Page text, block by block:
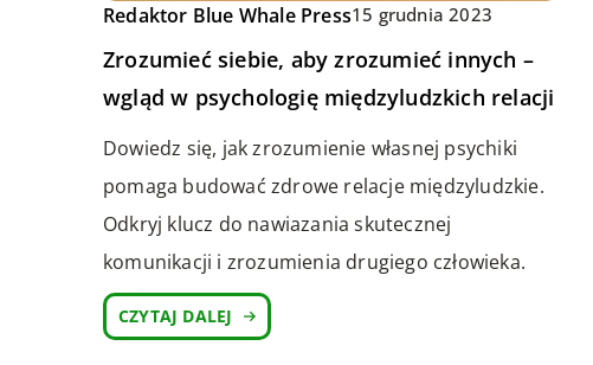
Redaktor Blue Whale Press15 grudnia 2023
Zrozumieć siebie, aby zrozumieć innych –
wgląd w psychologię międzyludzkich relacji
Dowiedz się, jak zrozumienie własnej psychiki
pomaga budować zdrowe relacje międzyludzkie.
Odkryj klucz do nawiazania skutecznej
komunikacji i zrozumienia drugiego człowieka.
CZYTAJ DALEJ